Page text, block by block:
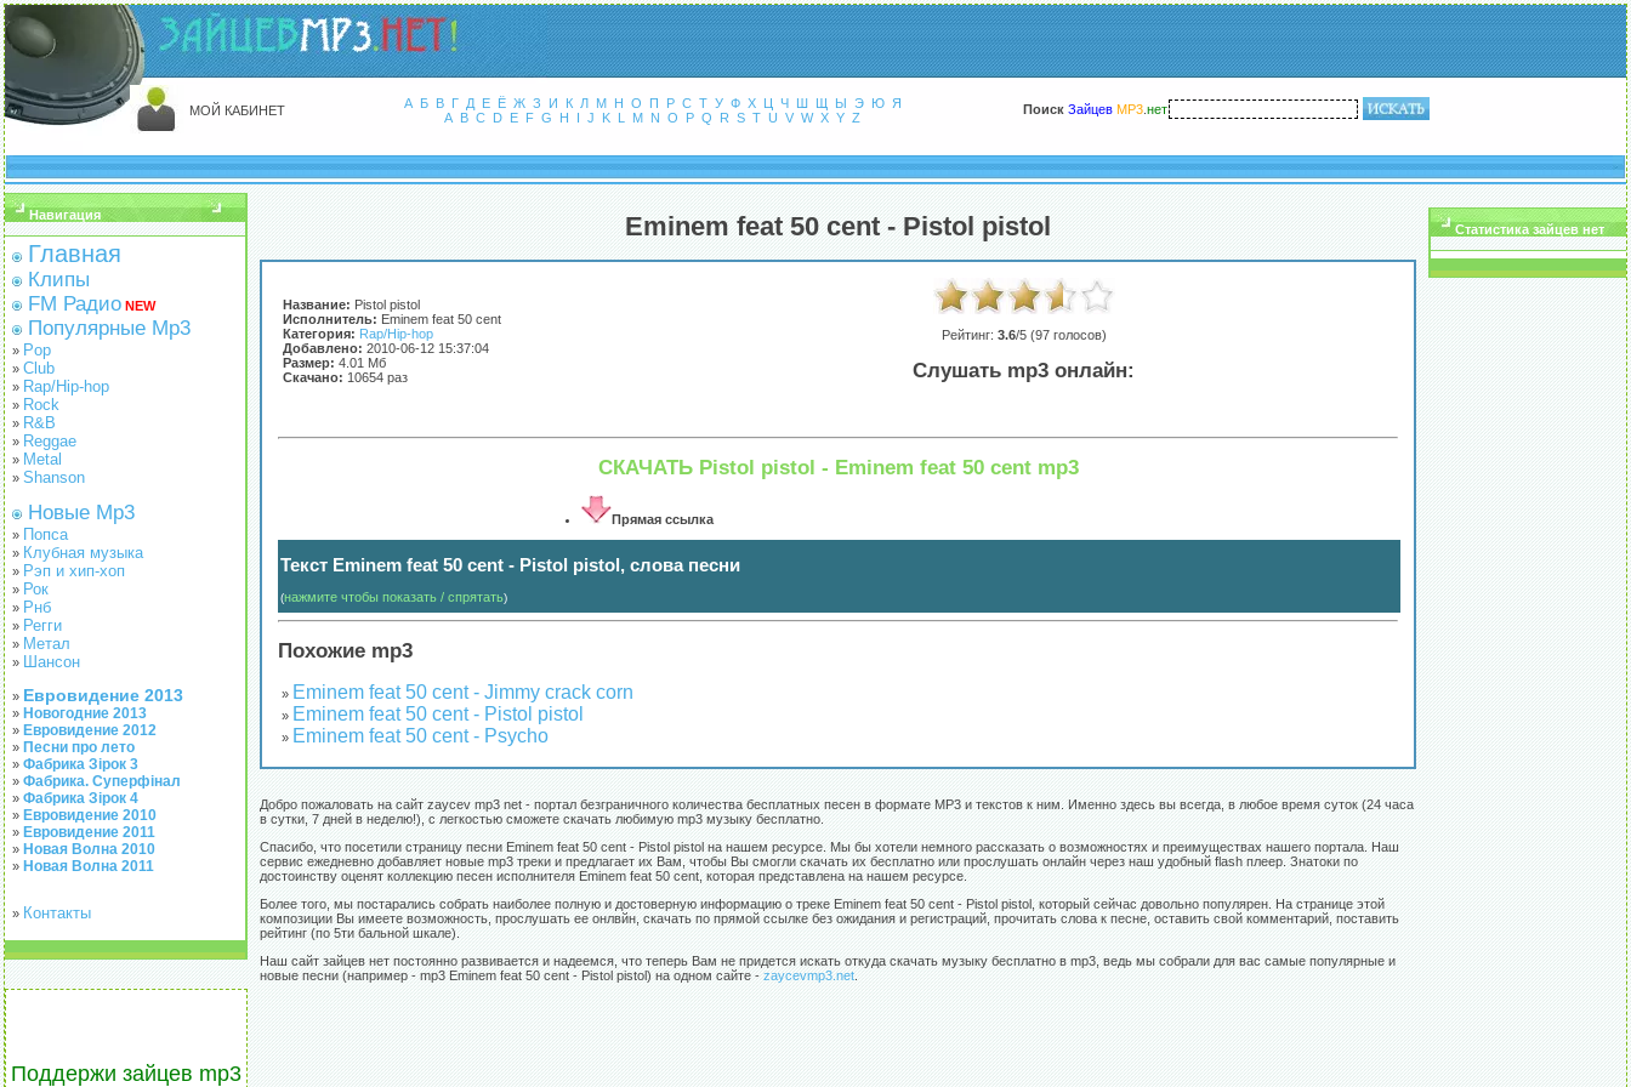
МОЙ КАБИНЕТ А Б В Г Д Е Ё Ж З И К Л М Н О П Р С Т У Ф Х Ц Ч Ш Щ Ы Э Ю
Я
A B C D E F G H I J K L M N O P Q R S T U V W X Y Z
Поиск Зайцев MP3 нет
Навигация
Главная
Клипы
FM Радио NEW
Популярные Mp3
» Pop
» Club
» Rap/Hip-hop
» Rock
» R&B
» Reggae
» Metal
» Shanson
Новые Mp3
» Попса
» Клубная музыка
» Рэп и хип-хоп
» Рок
» Рнб
» Регги
» Метал
» Шансон
» Евровидение 2013
» Новогодние 2013
» Евровидение 2012
» Песни про лето
» Фабрика Зірок 3
» Фабрика. Суперфінал
» Фабрика Зірок 4
» Евровидение 2010
» Евровидение 2011
» Новая Волна 2010
» Новая Волна 2011
» Контакты
Поддержи зайцев mp3
Eminem feat 50 cent - Pistol pistol
Название: Pistol pistol
Исполнитель: Eminem feat 50 cent
Категория: Rap/Hip-hop
Добавлено: 2010-06-12 15:37:04
Размер: 4.01 Мб
Скачано: 10654 раз
Рейтинг: 3.6/5 (97голосов)
Слушать mp3 онлайн:
СКАЧАТЬ Pistol pistol - Eminem feat 50 cent mp3
Прямая ссылка
Текст Eminem feat 50 cent - Pistol pistol, слова песни
(нажмите чтобы показать / спрятать)
Похожие mp3
» Eminem feat 50 cent - Jimmy crack corn
» Eminem feat 50 cent - Pistol pistol
» Eminem feat 50 cent - Psycho
Добро пожаловать на сайт zaycev mp3 net - портал безграничного количества бесплатных песен в формате MP3 и текстов к ним. Именно здесь вы всегда, в любое время суток (24 часа
в сутки, 7 дней в неделю!), с легкостью сможете скачать любимую mp3 музыку бесплатно.
Спасибо, что посетили страницу песни Eminem feat 50 cent - Pistol pistol на нашем ресурсе. Мы бы хотели немного рассказать о возможностях и преимуществах нашего портала. Наш
сервис ежедневно добавляет новые mp3 треки и предлагает их Вам, чтобы Вы смогли скачать их бесплатно или прослушать онлайн через наш удобный flash плеер. Знатоки по
достоинству оценят коллекцию песен исполнителя Eminem feat 50 cent, которая представлена на нашем ресурсе.
Более того, мы постарались собрать наиболее полную и достоверную информацию о треке Eminem feat 50 cent - Pistol pistol, который сейчас довольно популярен. На странице этой
композиции Вы имеете возможность, прослушать ее онлвйн, скачать по прямой ссылке без ожидания и регистраций, прочитать слова к песне, оставить свой комментарий, поставить
рейтинг (по 5ти бальной шкале).
Наш сайт зайцев нет постоянно развивается и надеемся, что теперь Вам не придется искать откуда скачать музыку бесплатно в mp3, ведь мы собрали для вас самые популярные и
новые песни (например - mp3 Eminem feat 50 cent - Pistol pistol) на одном сайте -zaycevmp3.net.
Статистика зайцев нет